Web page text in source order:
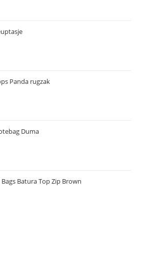
Panda rugzak
Duma
Batura Top Zip Brown